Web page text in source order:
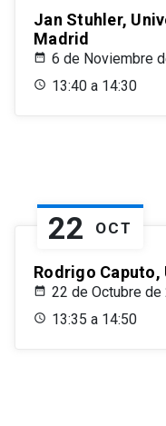
Jan Stuhler,
Madrid
6 de Noviembre
13:40 a 14:30
22 OCT
Rodrigo Caputo,
22 de Octubre de
13:35 a 14:50